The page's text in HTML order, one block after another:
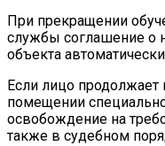
При прекращении
службы соглашение о
объекта
Если лицо продолжает
помещении
освобождение на
также в судебном